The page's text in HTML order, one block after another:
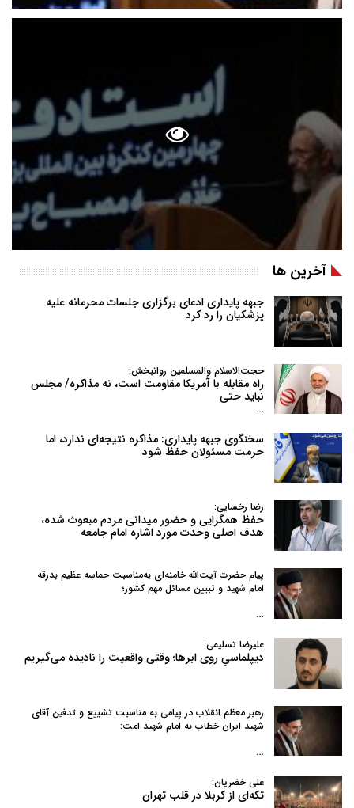
آخرین ها
جبهه پایداری ادعای برگزاری جلسات محرمانه علیه
پزشکیان را رد کرد
حجت‌الاسلام والمسلمین روانبخش:
راه مقابله با آمریکا مقاومت است، نه مذاکره/ مجلس
نباید حتی
…
سخنگوی جبهه پایداری: مذاکره نتیجه‌ای ندارد، اما
حرمت مسئولان حفظ شود
رضا رخسایی:
حفظ همگرایی و حضور میدانی مردم مبعوث شده،
هدف اصلی وحدت مورد اشاره امام جامعه
پیام حضرت آیت‌الله خامنه‌ای به‌مناسبت حماسه عظیم بدرقه
امام شهید و تبیین مسائل مهم کشور؛
…
علیرضا تسلیمی:
دیپلماسیِ روی ابرها؛ وقتی واقعیت را نادیده می‌گیریم
رهبر معظم انقلاب در پیامی به‌ مناسبت تشییع و تدفین آقای
شهید ایران خطاب به امام شهید امت:
…
علی خضریان:
تکه‌ای از کربلا در قلب تهران